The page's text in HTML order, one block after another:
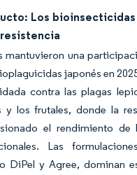
Los
mantuvieron una
japonés en
contra las plagas
y los frutales, donde la
el rendimiento de
Las
DiPel y Agree, dominan